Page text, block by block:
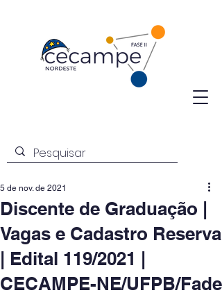
Discente de Graduação |
Vagas e Cadastro Reserva
| Edital 119/2021 |
CECAMPE-NE/UFPB/Fade
5 de nov. de 2021